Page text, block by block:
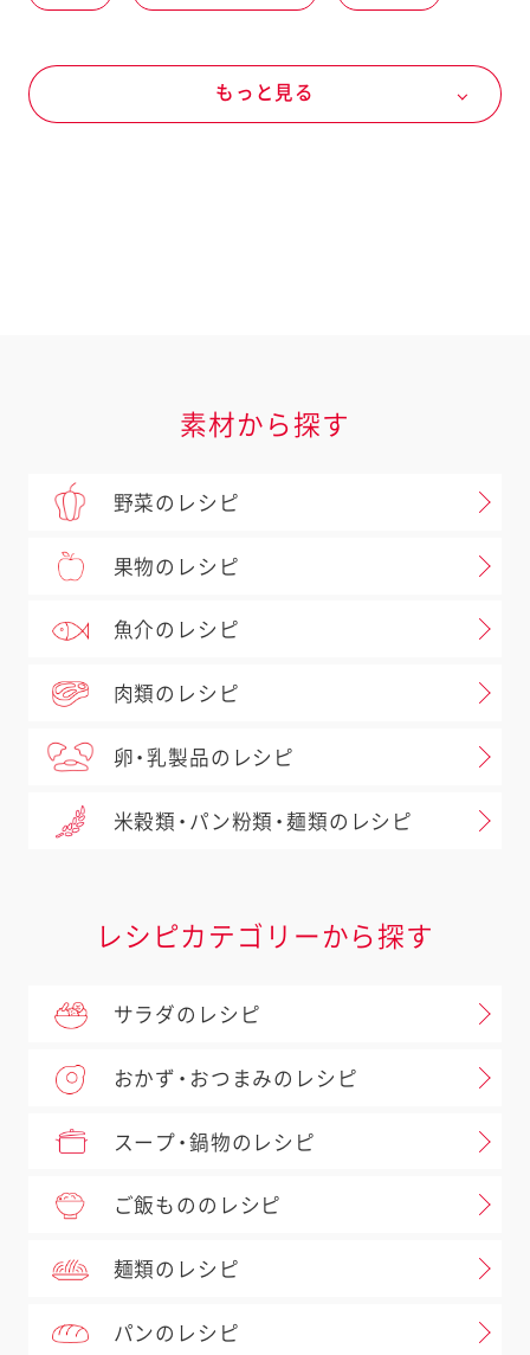
GREEN KEWPIE
もっと見る
素材から探す
野菜のレシピ
果物のレシピ
魚介のレシピ
肉類のレシピ
卵・乳製品のレシピ
米穀類・パン粉類・麺類のレシピ
レシピカテゴリーから探す
サラダのレシピ
おかず・おつまみのレシピ
スープ・鍋物のレシピ
ご飯もののレシピ
麺類のレシピ
パンのレシピ